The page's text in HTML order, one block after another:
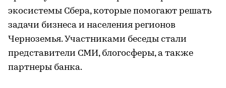
экосистемы Сбера, которые помогают решать
задачи бизнеса и населения регионов
Черноземья. Участниками беседы стали
представители СМИ, блогосферы, а также
партнеры банка.